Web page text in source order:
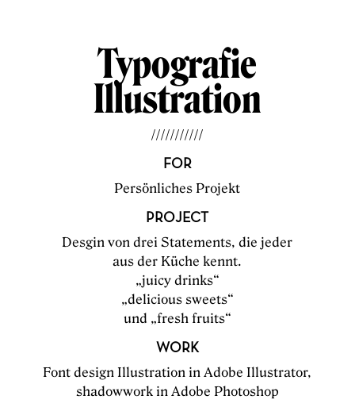
Typografie
Illustration
///////////
FOR
Persönliches Projekt
PROJECT
Desgin von drei Statements, die jeder
aus der Küche kennt.
„juicy drinks“
„delicious sweets“
und „fresh fruits“
WORK
Font design Illustration in Adobe Illustrator,
shadowwork in Adobe Photoshop